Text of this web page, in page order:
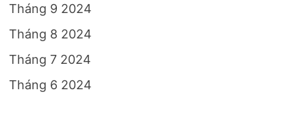
Tháng 9 2024
Tháng 8 2024
Tháng 7 2024
Tháng 6 2024